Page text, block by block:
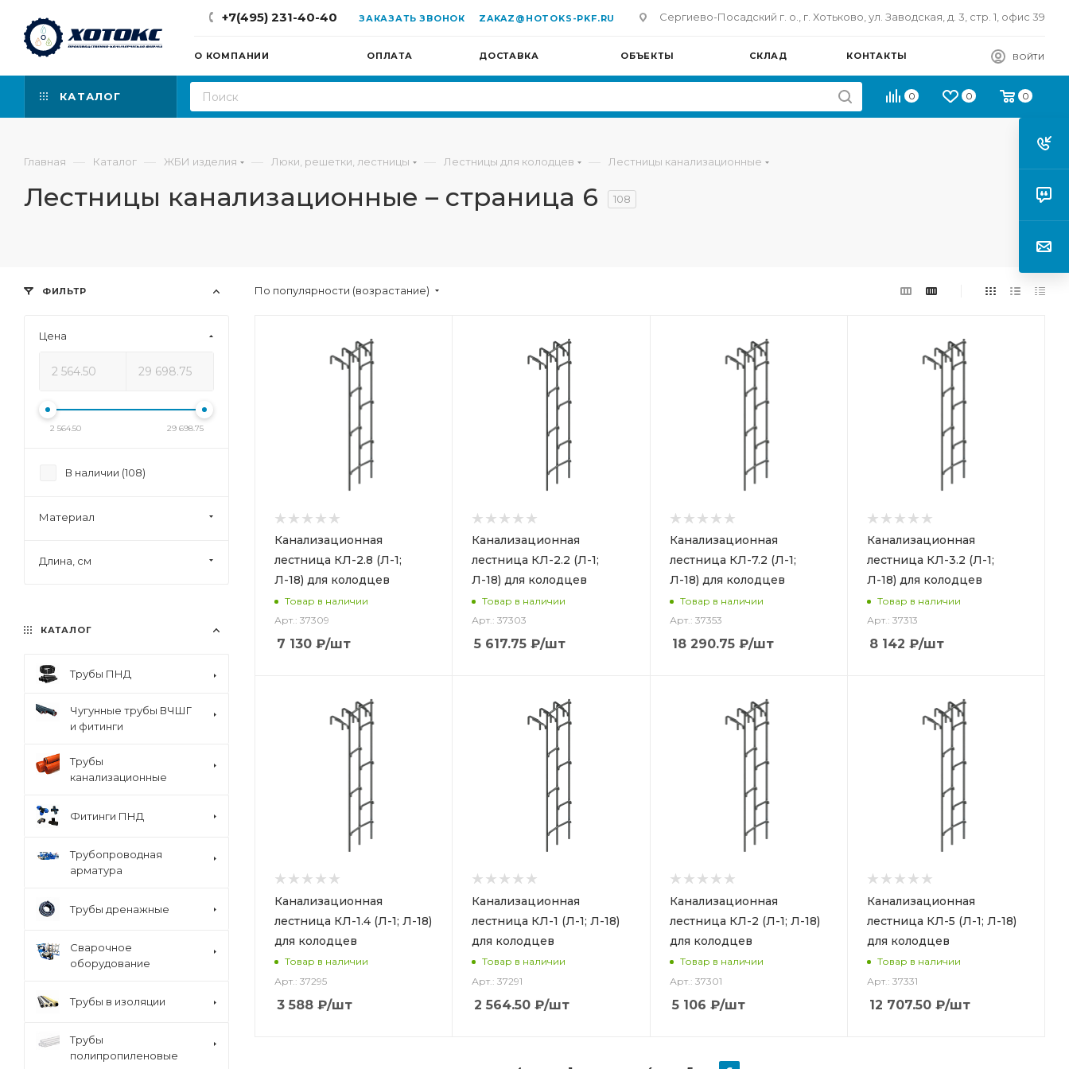
+7(495) 231-40-40 ЗАКАЗАТЬ ЗВОНОК ZAKAZ@HOTOKS-PKF.RU Сергиево-Посадский г. о., г. Хотьково, ул. Заводская, д. 3, стр. 1, офис 39
О КОМПАНИИ ОПЛАТА ДОСТАВКА ОБЪЕКТЫ СКЛАД КОНТАКТЫ ВОЙТИ
КАТАЛОГ 0 0 0
Главная — Каталог — ЖБИ изделия — Люки, решетки, лестницы — Лестницы для колодцев — Лестницы канализационные
Лестницы канализационные – страница 6 108
По популярности (возрастание)
Канализационная
лестница КЛ-2.8 (Л-1;
Л-18) для колодцев
Товар в наличии
Арт.: 37309
7 130 ₽/шт
Канализационная
лестница КЛ-2.2 (Л-1;
Л-18) для колодцев
Товар в наличии
Арт.: 37303
5 617.75 ₽/шт
Канализационная
лестница КЛ-7.2 (Л-1;
Л-18) для колодцев
Товар в наличии
Арт.: 37353
18 290.75₽/шт
Канализационная
лестница КЛ-3.2 (Л-1;
Л-18) для колодцев
Товар в наличии
Арт.: 37313
8 142 ₽/шт
Канализационная
лестница КЛ-1.4 (Л-1; Л-18)
для колодцев
Товар в наличии
Арт.: 37295
3 588 ₽/шт
Канализационная
лестница КЛ-1 (Л-1; Л-18)
для колодцев
Товар в наличии
Арт.: 37291
2 564.50 ₽/шт
Канализационная
лестница КЛ-2 (Л-1; Л-18)
для колодцев
Товар в наличии
Арт.: 37301
5 106 ₽/шт
Канализационная
лестница КЛ-5 (Л-1; Л-18)
для колодцев
Товар в наличии
Арт.: 37331
12 707.50₽/шт
ФИЛЬТР
Цена
2 564.50 29 698.75
В наличии (108)
Материал
Длина, см
КАТАЛОГ
Трубы ПНД
Чугунные трубы ВЧШГ
и фитинги
Трубы
канализационные
Фитинги ПНД
Трубопроводная
арматура
Трубы дренажные
Сварочное
оборудование
Трубы в изоляции
Трубы
полипропиленовые